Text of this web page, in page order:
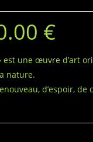
€
est une œuvre d’art
nature.
d’espoir,